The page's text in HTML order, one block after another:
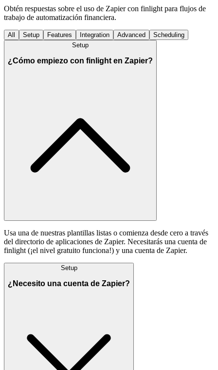
Obtén respuestas sobre el uso de Zapier con finlight para flujos de
trabajo de automatización financiera.
All Setup Features Integration Advanced
Scheduling
Setup
¿Cómo empiezo con finlight en Zapier?
Usa una de nuestras plantillas listas o comienza desde cero a través
del directorio de aplicaciones de Zapier. Necesitarás una cuenta de
finlight (¡el nivel gratuito funciona!) y una cuenta de Zapier.
Setup
¿Necesito una cuenta de Zapier?